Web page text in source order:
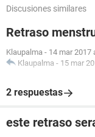
Discusiones similares
Retraso
Klaupalma - 14 mar 2017
Klaupalma - 15 mar
2 respuestas
este retraso